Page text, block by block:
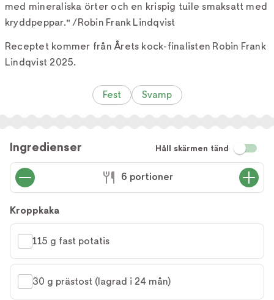
med mineraliska örter och en krispig tuile smaksatt med
kryddpeppar." /Robin Frank Lindqvist
Receptet kommer från Årets kock-finalisten Robin Frank
Lindqvist 2025.
Fest Svamp
Ingredienser Håll skärmen tänd
6 portioner
Kroppkaka
115 g fast potatis
30 g prästost (lagrad i 24 mån)